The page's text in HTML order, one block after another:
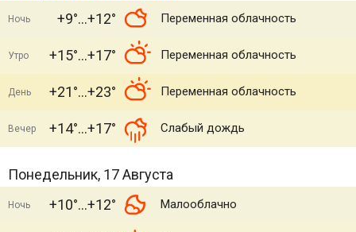
Ночь +9° +12° Переменная облачность
Утро +15° +17° Переменная облачность
День +21° +23° Переменная облачность
Вечер +14° +17° Слабый дождь
Понедельник, 17 Августа
Ночь +10° +12° Малооблачно